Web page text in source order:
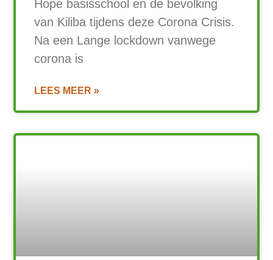
Hope basisschool en de bevolking
van Kiliba tijdens deze Corona Crisis.
Na een Lange lockdown vanwege
corona is
LEES MEER »